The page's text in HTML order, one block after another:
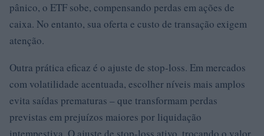
pânico, o ETF sobe, compensando perdas em ações de
caixa. No entanto, sua oferta e custo de transação exigem
atenção.
Outra prática eficaz é o ajuste de stop-loss. Em mercados
com volatilidade acentuada, escolher níveis mais amplos
evita saídas prematuras – que transformam perdas
previstas em prejuízos maiores por liquidação